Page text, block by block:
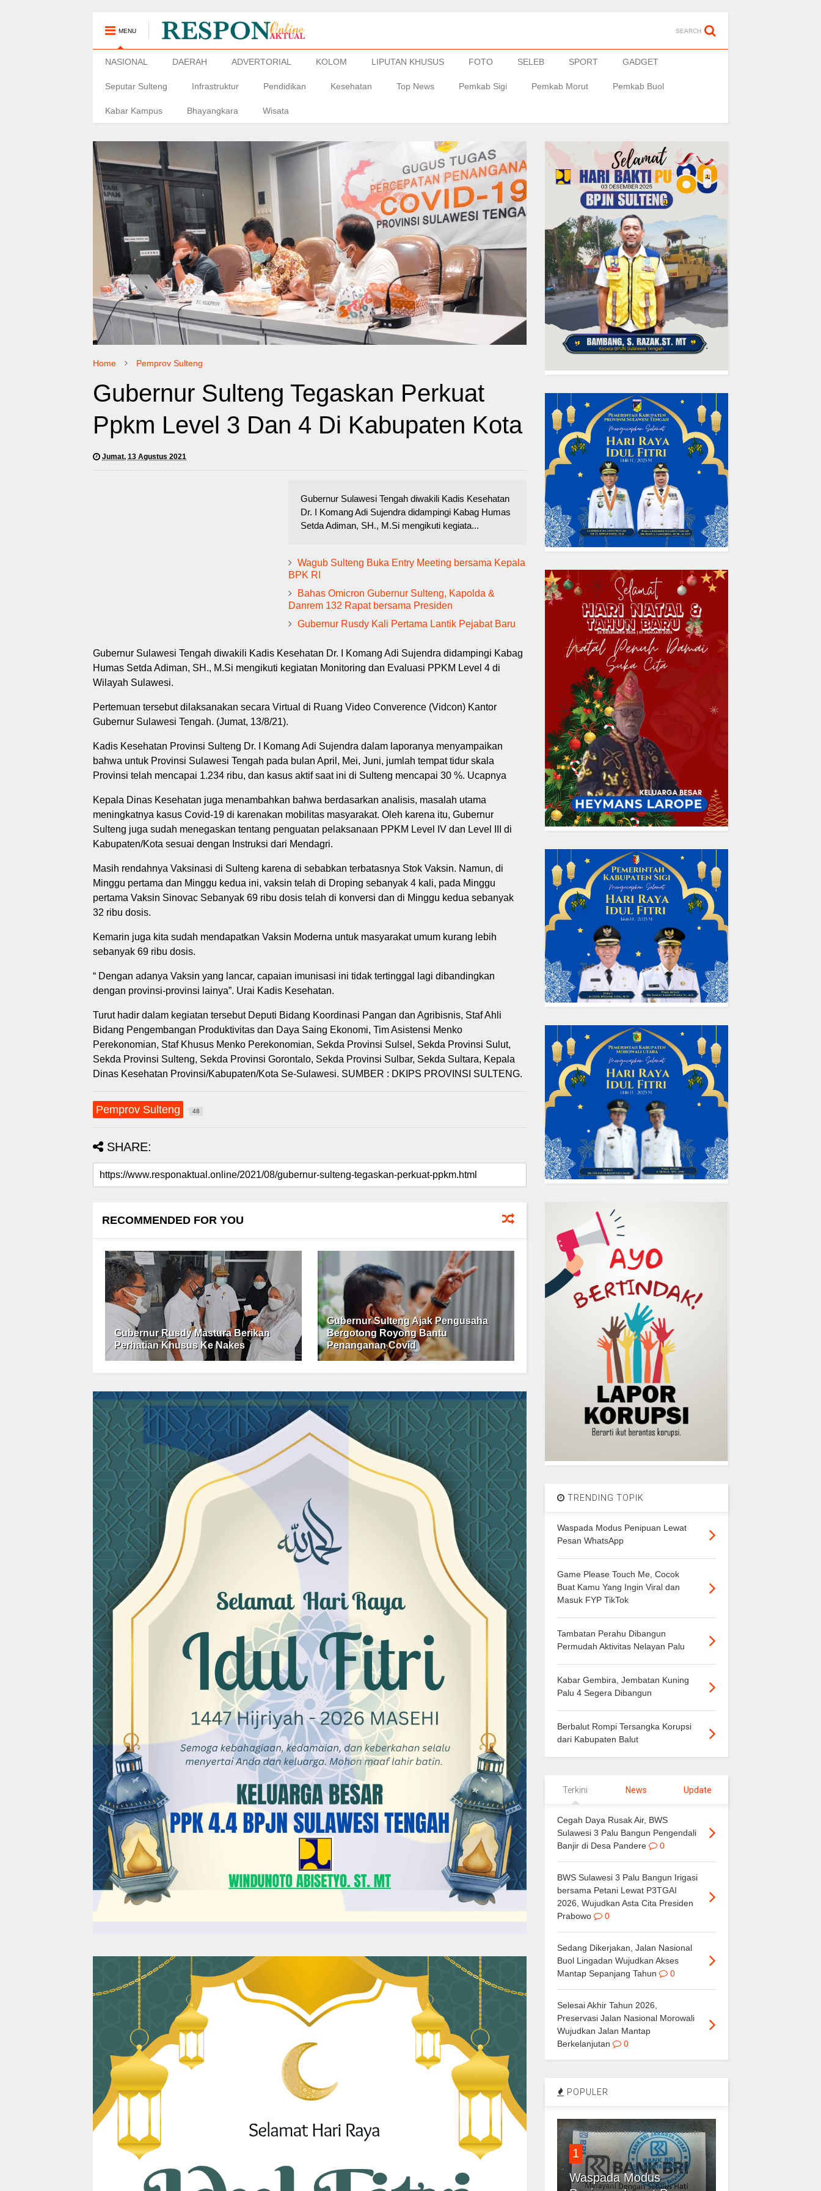
MENU SEARCH
NASIONAL DAERAH ADVERTORIAL KOLOM LIPUTAN KHUSUS FOTO SELEB SPORT GADGET
Seputar Sulteng Infrastruktur Pendidikan Kesehatan Top News Pemkab Sigi Pemkab Morut Pemkab Buol
Kabar Kampus Bhayangkara Wisata
Home Pemprov Sulteng
Gubernur Sulteng Tegaskan Perkuat
Ppkm Level 3 Dan 4 Di Kabupaten Kota
Jumat, 13 Agustus 2021
Gubernur Sulawesi Tengah diwakili Kadis Kesehatan
Dr. I Komang Adi Sujendra didampingi Kabag Humas
Setda Adiman, SH., M.Si mengikuti kegiata...
Wagub Sulteng Buka Entry Meeting bersama Kepala
BPK RI
Bahas Omicron Gubernur Sulteng, Kapolda &
Danrem 132 Rapat bersama Presiden
Gubernur Rusdy Kali Pertama Lantik Pejabat Baru
Gubernur Sulawesi Tengah diwakili Kadis Kesehatan Dr. I Komang Adi Sujendra didampingi Kabag
Humas Setda Adiman, SH., M.Si mengikuti kegiatan Monitoring dan Evaluasi PPKM Level 4 di
Wilayah Sulawesi.
Pertemuan tersebut dilaksanakan secara Virtual di Ruang Video Converence (Vidcon) Kantor
Gubernur Sulawesi Tengah. (Jumat, 13/8/21).
Kadis Kesehatan Provinsi Sulteng Dr. I Komang Adi Sujendra dalam laporanya menyampaikan
bahwa untuk Provinsi Sulawesi Tengah pada bulan April, Mei, Juni, jumlah tempat tidur skala
Provinsi telah mencapai 1.234 ribu, dan kasus aktif saat ini di Sulteng mencapai 30 %. Ucapnya
Kepala Dinas Kesehatan juga menambahkan bahwa berdasarkan analisis, masalah utama
meningkatnya kasus Covid-19 di karenakan mobilitas masyarakat. Oleh karena itu, Gubernur
Sulteng juga sudah menegaskan tentang penguatan pelaksanaan PPKM Level IV dan Level III di
Kabupaten/Kota sesuai dengan Instruksi dari Mendagri.
Masih rendahnya Vaksinasi di Sulteng karena di sebabkan terbatasnya Stok Vaksin. Namun, di
Minggu pertama dan Minggu kedua ini, vaksin telah di Droping sebanyak 4 kali, pada Minggu
pertama Vaksin Sinovac Sebanyak 69 ribu dosis telah di konversi dan di Minggu kedua sebanyak
32 ribu dosis.
Kemarin juga kita sudah mendapatkan Vaksin Moderna untuk masyarakat umum kurang lebih
sebanyak 69 ribu dosis.
“ Dengan adanya Vaksin yang lancar, capaian imunisasi ini tidak tertinggal lagi dibandingkan
dengan provinsi-provinsi lainya”. Urai Kadis Kesehatan.
Turut hadir dalam kegiatan tersebut Deputi Bidang Koordinasi Pangan dan Agribisnis, Staf Ahli
Bidang Pengembangan Produktivitas dan Daya Saing Ekonomi, Tim Asistensi Menko
Perekonomian, Staf Khusus Menko Perekonomian, Sekda Provinsi Sulsel, Sekda Provinsi Sulut,
Sekda Provinsi Sulteng, Sekda Provinsi Gorontalo, Sekda Provinsi Sulbar, Sekda Sultara, Kepala
Dinas Kesehatan Provinsi/Kabupaten/Kota Se-Sulawesi. SUMBER : DKIPS PROVINSI SULTENG.
Pemprov Sulteng 48
SHARE:
RECOMMENDED FOR YOU
Gubernur Rusdy Mastura Berikan
Perhatian Khusus Ke Nakes
Gubernur Sulteng Ajak Pengusaha
Bergotong Royong Bantu
Penanganan Covid
TRENDING TOPIK
Waspada Modus Penipuan Lewat
Pesan WhatsApp
Game Please Touch Me, Cocok
Buat Kamu Yang Ingin Viral dan
Masuk FYP TikTok
Tambatan Perahu Dibangun
Permudah Aktivitas Nelayan Palu
Kabar Gembira, Jembatan Kuning
Palu 4 Segera Dibangun
Berbalut Rompi Tersangka Korupsi
dari Kabupaten Balut
Terkini News Update
Cegah Daya Rusak Air, BWS
Sulawesi 3 Palu Bangun Pengendali
Banjir di Desa Pandere
0
BWS Sulawesi 3 Palu Bangun Irigasi
bersama Petani Lewat P3TGAI
2026, Wujudkan Asta Cita Presiden
Prabowo
0
Sedang Dikerjakan, Jalan Nasional
Buol Lingadan Wujudkan Akses
Mantap Sepanjang Tahun
0
Selesai Akhir Tahun 2026,
Preservasi Jalan Nasional Morowali
Wujudkan Jalan Mantap
Berkelanjutan
0
POPULER
1
Waspada Modus